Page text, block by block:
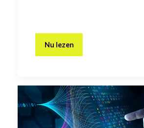
Nu lezen